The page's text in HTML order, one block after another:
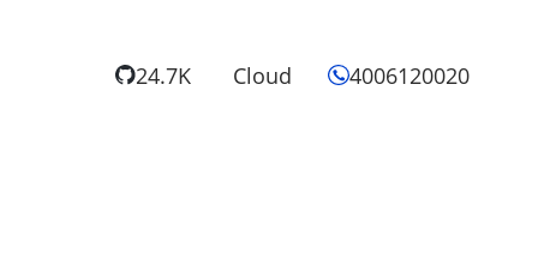
24.7K Cloud 4006120020